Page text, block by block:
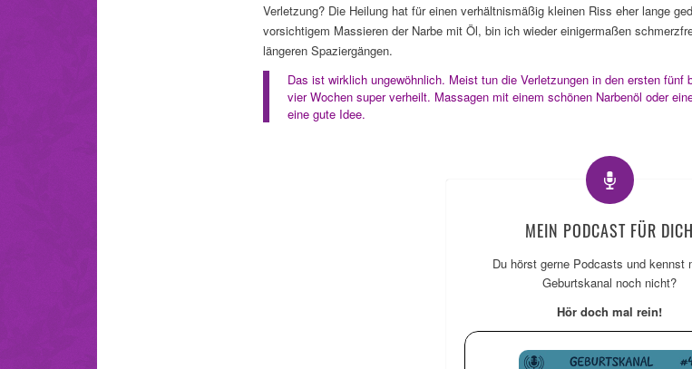
Verletzung? Die Heilung hat für einen verhältnismäßig kleinen Riss eher lange
vorsichtigem Massieren der Narbe mit Öl, bin ich wieder einigermaßen
längeren Spaziergängen.
Das ist wirklich ungewöhnlich. Meist tun die Verletzungen in den ersten
vier Wochen super verheilt. Massagen mit einem schönen Narbenöl oder
eine gute Idee.
MEIN PODCAST FÜR DICH
Du hörst gerne Podcasts und kennst
Geburtskanal noch nicht?
Hör doch mal rein!